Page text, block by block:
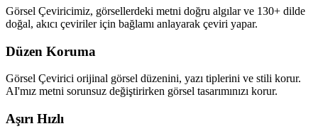
Görsel Çeviricimiz, görsellerdeki metni doğru algılar ve 130+ dilde
doğal, akıcı çeviriler için bağlamı anlayarak çeviri yapar.
Düzen Koruma
Görsel Çevirici orijinal görsel düzenini, yazı tiplerini ve stili korur.
AI'mız metni sorunsuz değiştirirken görsel tasarımınızı korur.
Aşırı Hızlı